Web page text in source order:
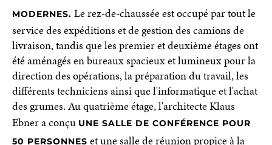
MODERNES. Le rez-de-chaussée est occupé par tout le
service des expéditions et de gestion des camions de
livraison, tandis que les premier et deuxième étages ont
été aménagés en bureaux spacieux et lumineux pour la
direction des opérations, la préparation du travail, les
différents techniciens ainsi que l'informatique et l'achat
des grumes. Au quatrième étage, l'architecte Klaus
Ebner a conçu UNE SALLE DE CONFÉRENCE POUR
50 PERSONNES et une salle de réunion propice à la